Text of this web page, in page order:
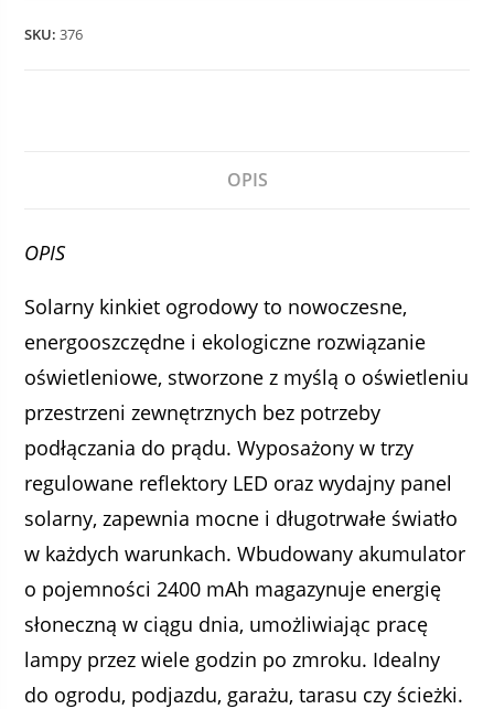
SKU:376
OPIS
OPIS
Solarny kinkiet ogrodowy to nowoczesne,
energooszczędne i ekologiczne rozwiązanie
oświetleniowe, stworzone z myślą o oświetleniu
przestrzeni zewnętrznych bez potrzeby
podłączania do prądu. Wyposażony w trzy
regulowane reflektory LED oraz wydajny panel
solarny, zapewnia mocne i długotrwałe światło
w każdych warunkach. Wbudowany akumulator
o pojemności 2400 mAh magazynuje energię
słoneczną w ciągu dnia, umożliwiając pracę
lampy przez wiele godzin po zmroku. Idealny
do ogrodu, podjazdu, garażu, tarasu czy ścieżki.